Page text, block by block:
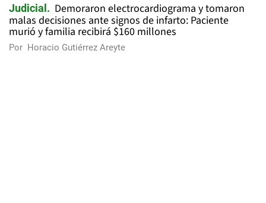
Judicial
Demoraron electrocardiograma y tomaron
malas decisiones ante signos de infarto: Paciente
murió y familia recibirá $160 millones
Por Horacio Gutiérrez Areyte